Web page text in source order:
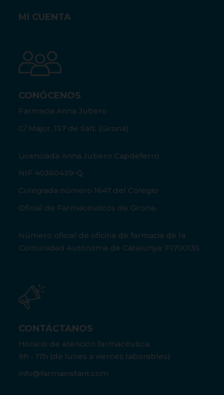
MI CUENTA
CONÓCENOS
Farmacia Anna Jubero
C/ Major, 157 de Salt, (Girona)
Licenciada Anna Jubero Capdeferro
NIF 40360439-Q
Colegiada número 1647 del Colegio
Oficial de Farmacéuticos de Girona.
Número oficial de oficina de farmacia de la
Comunidad Autónoma de Catalunya: F1700135
CONTÁCTANOS
Horario de atención farmacéutica:
9h - 17h (de lunes a viernes laborables)
info@farmainstant.com